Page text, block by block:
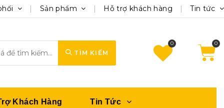
Sản phẩm Hỗ trợ khách hàng Tin tức
TÌM KIẾM
0
Khách Hàng Tin Tức